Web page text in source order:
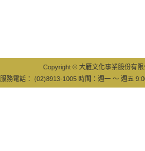
Copyright © 大雁文化事業股份有
服務電話： (02)8913-1005 時間：週一 ～ 週五